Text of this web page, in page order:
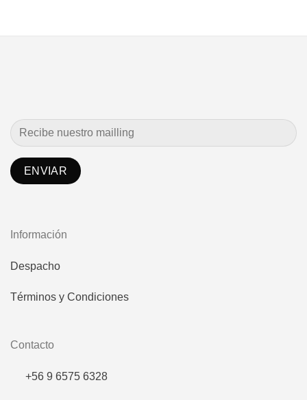
Información
Despacho
Términos y Condiciones
Contacto
+56 9 6575 6328